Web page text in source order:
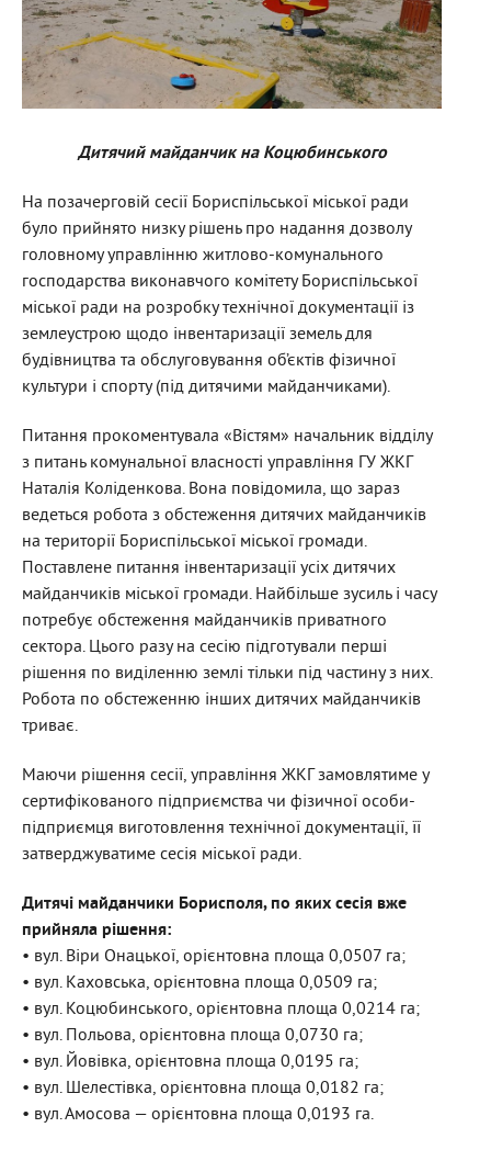
Дитячий майданчик на Коцюбинського
На позачерговій сесії Бориспільської міської ради
було прийнято низку рішень про надання дозволу
головному управлінню житлово-комунального
господарства виконавчого комітету Бориспільської
міської ради на розробку технічної документації із
землеустрою щодо інвентаризації земель для
будівництва та обслуговування об’єктів фізичної
культури і спорту (під дитячими майданчиками).
Питання прокоментувала «Вістям» начальник відділу
з питань комунальної власності управління ГУ ЖКГ
Наталія Коліденкова. Вона повідомила, що зараз
ведеться робота з обстеження дитячих майданчиків
на території Бориспільської міської громади.
Поставлене питання інвентаризації усіх дитячих
майданчиків міської громади. Найбільше зусиль і часу
потребує обстеження майданчиків приватного
сектора. Цього разу на сесію підготували перші
рішення по виділенню землі тільки під частину з них.
Робота по обстеженню інших дитячих майданчиків
триває.
Маючи рішення сесії, управління ЖКГ замовлятиме у
сертифікованого підприємства чи фізичної особи-
підприємця виготовлення технічної документації, її
затверджуватиме сесія міської ради.
Дитячі майданчики Борисполя, по яких сесія вже
прийняла рішення:
• вул. Віри Онацької, орієнтовна площа 0,0507 га;
• вул. Каховська, орієнтовна площа 0,0509 га;
• вул. Коцюбинського, орієнтовна площа 0,0214 га;
• вул. Польова, орієнтовна площа 0,0730 га;
• вул. Йовівка, орієнтовна площа 0,0195 га;
• вул. Шелестівка, орієнтовна площа 0,0182 га;
• вул. Амосова — орієнтовна площа 0,0193 га.